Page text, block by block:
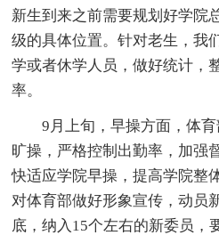
新生到来之前需要规划好学院
级的具体位置。针对老生，我
学或者休学人员，做好统计，
率。
9月上旬，早操方面，体育
旷操，严格控制出勤率，加强
快适应学院早操，提高学院整
对体育部做好形象宣传，动员
底，纳入15个左右的新委员，